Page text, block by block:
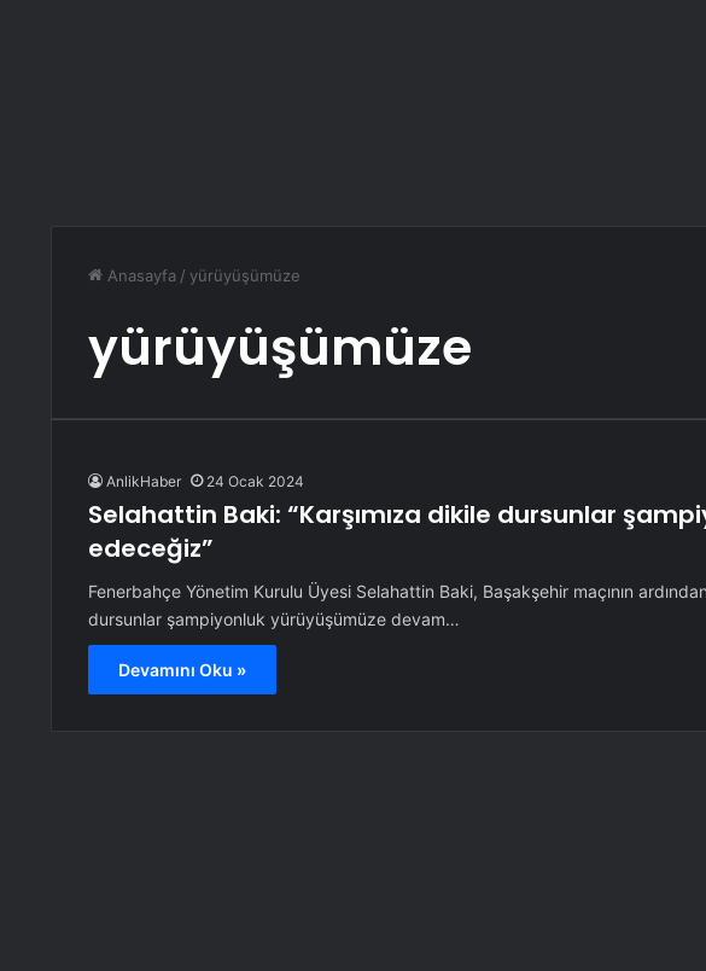
Anasayfa / yürüyüşümüze
yürüyüşümüze
AnlikHaber 24 Ocak 2024
Selahattin Baki: “Karşımıza dikile dursunlar
edeceğiz”
Fenerbahçe Yönetim Kurulu Üyesi Selahattin Baki, Başakşehir maçının
dursunlar şampiyonluk yürüyüşümüze devam…
Devamını Oku »